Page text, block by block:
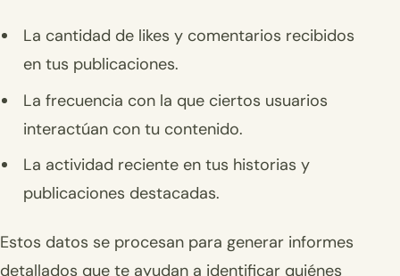
La cantidad de likes y comentarios recibidos
en tus publicaciones.
La frecuencia con la que ciertos usuarios
interactúan con tu contenido.
La actividad reciente en tus historias y
publicaciones destacadas.
Estos datos se procesan para generar informes
detallados que te ayudan a identificar quiénes